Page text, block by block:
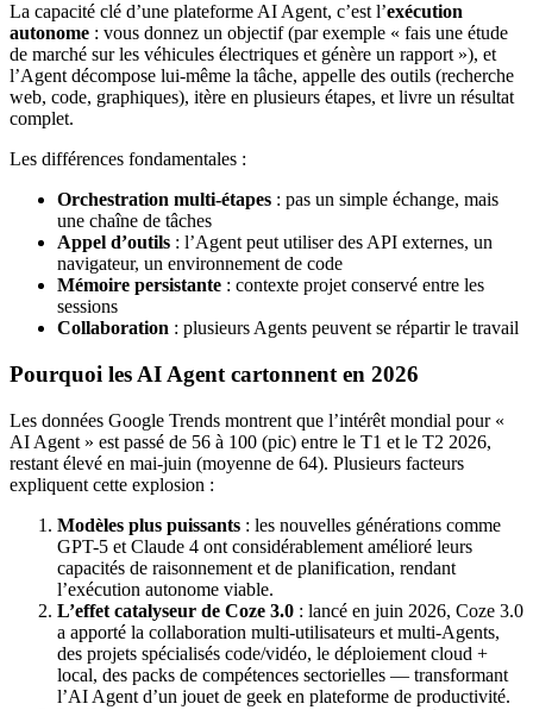
La capacité clé d’une plateforme AI Agent, c’est l’exécution
autonome : vous donnez un objectif (par exemple « fais une étude
de marché sur les véhicules électriques et génère un rapport »), et
l’Agent décompose lui-même la tâche, appelle des outils (recherche
web, code, graphiques), itère en plusieurs étapes, et livre un résultat
complet.
Les différences fondamentales :
Orchestration multi-étapes : pas un simple échange, mais
une chaîne de tâches
Appel d’outils : l’Agent peut utiliser des API externes, un
navigateur, un environnement de code
Mémoire persistante : contexte projet conservé entre les
sessions
Collaboration : plusieurs Agents peuvent se répartir le travail
Pourquoi les AI Agent cartonnent en 2026
Les données Google Trends montrent que l’intérêt mondial pour «
AI Agent » est passé de 56 à 100 (pic) entre le T1 et le T2 2026,
restant élevé en mai-juin (moyenne de 64). Plusieurs facteurs
expliquent cette explosion :
Modèles plus puissants : les nouvelles générations comme
GPT-5 et Claude 4 ont considérablement amélioré leurs
capacités de raisonnement et de planification, rendant
l’exécution autonome viable.
L’effet catalyseur de Coze 3.0 : lancé en juin 2026, Coze 3.0
a apporté la collaboration multi-utilisateurs et multi-Agents,
des projets spécialisés code/vidéo, le déploiement cloud +
local, des packs de compétences sectorielles — transformant
l’AI Agent d’un jouet de geek en plateforme de productivité.